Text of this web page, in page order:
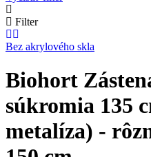
Filter
Bez akrylového skla
Biohort
súkromia 135
metalíza) -